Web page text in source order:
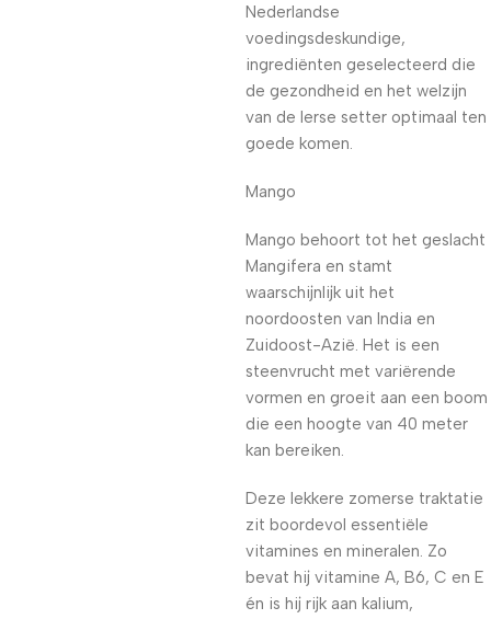
Nederlandse
voedingsdeskundige,
ingrediënten geselecteerd die
de gezondheid en het welzijn
van de Ierse setter optimaal ten
goede komen.
Mango
Mango behoort tot het geslacht
Mangifera en stamt
waarschijnlijk uit het
noordoosten van India en
Zuidoost-Azië. Het is een
steenvrucht met variërende
vormen en groeit aan een boom
die een hoogte van 40 meter
kan bereiken.
Deze lekkere zomerse traktatie
zit boordevol essentiële
vitamines en mineralen. Zo
bevat hij vitamine A, B6, C en E
én is hij rijk aan kalium,